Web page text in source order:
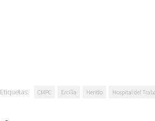
Etiquetas: CMPC Ercilla Herido Hospital del